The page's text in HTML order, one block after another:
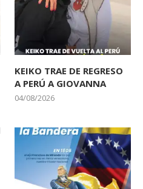
KEIKO TRAE DE REGRESO
A PERÚ A GIOVANNA
04/08/2026